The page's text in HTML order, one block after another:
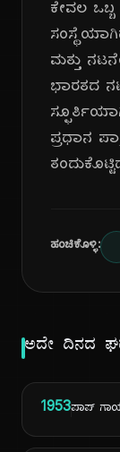
ಕೇವಲ
ಮತ್ತು
ಭಾರತದ
ಪ್ರಧಾನ
ಹಂಚಿಕೊಳ್ಳಿ:
ಅದೇ ದಿನದ
1953ಪಾಪ್